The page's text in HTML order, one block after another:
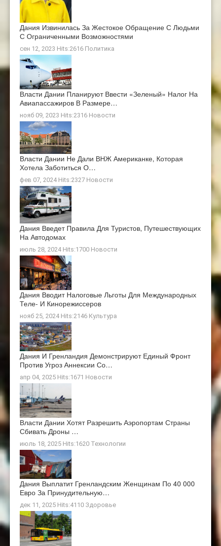
Дания Извинилась За Жестокое Обращение С Людьми
С Ограниченными Возможностями
сен 12, 2023 Hits:2616 Политика
Власти Дании Планируют Ввести «зеленый» Налог На
Авиапассажиров В Размере…
нояб 09, 2023 Hits:2316 Новости
Власти Дании Не Дали ВНЖ Американке, Которая
Хотела Заботиться О…
фев 07, 2024 Hits:2327 Новости
Дания Введет Правила Для Туристов, Путешествующих
На Автодомах
июль 28, 2024 Hits:1700 Новости
Дания Вводит Налоговые Льготы Для Международных
Теле- И Кинорежиссеров
нояб 25, 2024 Hits:2146 Культура
Дания И Гренландия Демонстрируют Единый Фронт
Против Угроз Аннексии Со…
апр 04, 2025 Hits:1671 Новости
Власти Дании Хотят Разрешить Аэропортам Страны
Сбивать Дроны …
июль 18, 2025 Hits:1620 Технологии
Дания Выплатит Гренландским Женщинам По 40 000
Евро За Принудительную…
дек 11, 2025 Hits:4110 Здоровье